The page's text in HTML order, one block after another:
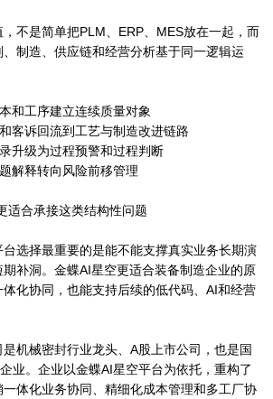
不是简单把PLM、ERP、MES放在一起，而
制造、供应链和经营分析基于同一逻辑运
和工序建立连续质量对象
客诉回流到工艺与制造改进链路
升级为过程预警和过程判断
解释转向风险前移管理
适合承接这类结构性问题
选择最重要的是能不能支撑真实业务长期演
补洞。金蝶AI星空更适合装备制造企业的原
化协同，也能支持后续的低代码、AI和经营
机械密封行业龙头、A股上市公司，也是国
业。企业以金蝶AI星空平台为依托，重构了
体化业务协同、精细化成本管理和多工厂协